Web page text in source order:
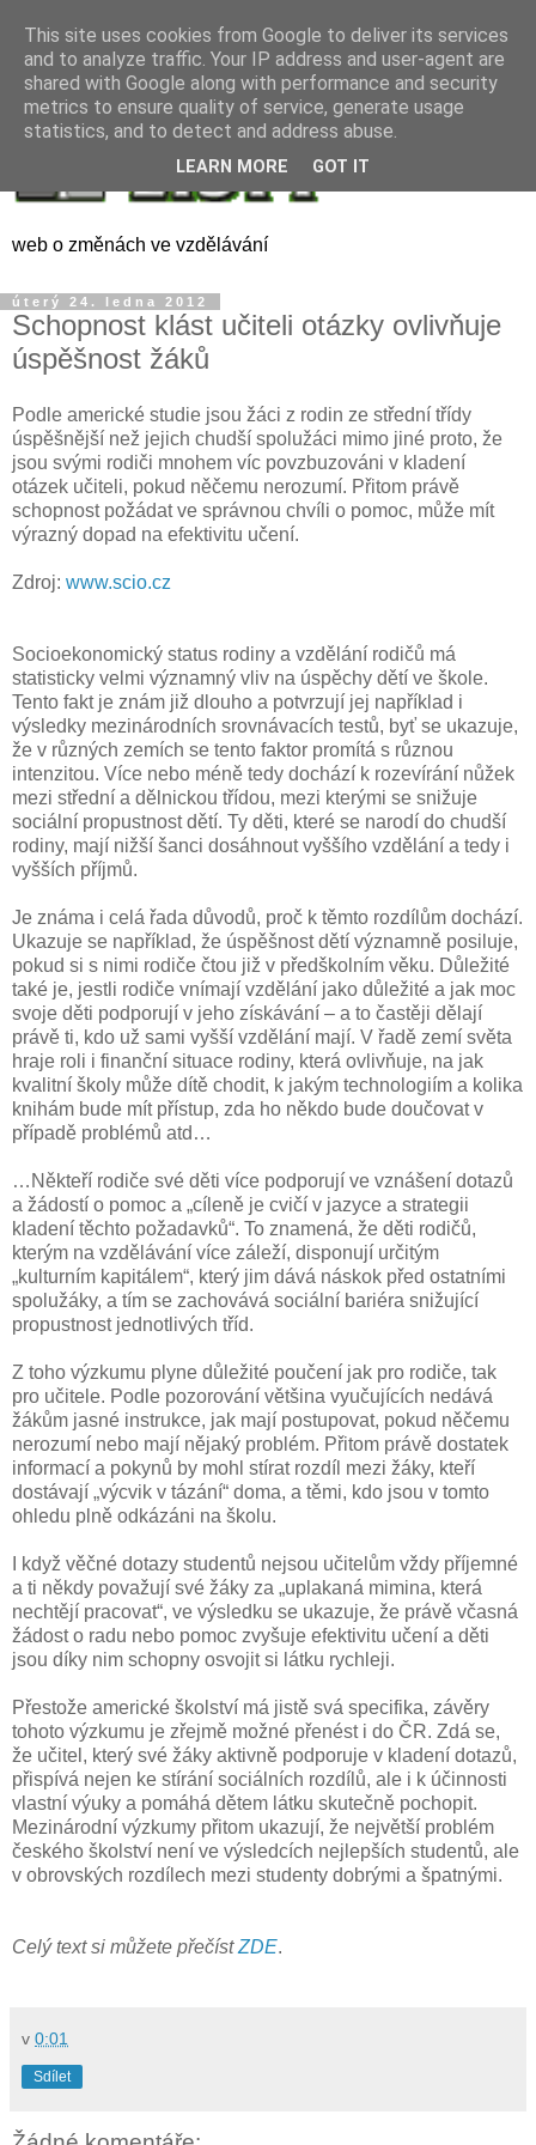
web o změnách ve vzdělávání
úterý 24. ledna 2012
Schopnost klást učiteli otázky ovlivňuje
úspěšnost žáků
Podle americké studie jsou žáci z rodin ze střední třídy
úspěšnější než jejich chudší spolužáci mimo jiné proto, že
jsou svými rodiči mnohem víc povzbuzováni v kladení
otázek učiteli, pokud něčemu nerozumí. Přitom právě
schopnost požádat ve správnou chvíli o pomoc, může mít
výrazný dopad na efektivitu učení.
Zdroj: www.scio.cz
Socioekonomický status rodiny a vzdělání rodičů má
statisticky velmi významný vliv na úspěchy dětí ve škole.
Tento fakt je znám již dlouho a potvrzují jej například i
výsledky mezinárodních srovnávacích testů, byť se ukazuje,
že v různých zemích se tento faktor promítá s různou
intenzitou. Více nebo méně tedy dochází k rozevírání nůžek
mezi střední a dělnickou třídou, mezi kterými se snižuje
sociální propustnost dětí. Ty děti, které se narodí do chudší
rodiny, mají nižší šanci dosáhnout vyššího vzdělání a tedy i
vyšších příjmů.
Je známa i celá řada důvodů, proč k těmto rozdílům dochází.
Ukazuje se například, že úspěšnost dětí významně posiluje,
pokud si s nimi rodiče čtou již v předškolním věku. Důležité
také je, jestli rodiče vnímají vzdělání jako důležité a jak moc
svoje děti podporují v jeho získávání – a to častěji dělají
právě ti, kdo už sami vyšší vzdělání mají. V řadě zemí světa
hraje roli i finanční situace rodiny, která ovlivňuje, na jak
kvalitní školy může dítě chodit, k jakým technologiím a kolika
knihám bude mít přístup, zda ho někdo bude doučovat v
případě problémů atd…
…Někteří rodiče své děti více podporují ve vznášení dotazů
a žádostí o pomoc a „cíleně je cvičí v jazyce a strategii
kladení těchto požadavků“. To znamená, že děti rodičů,
kterým na vzdělávání více záleží, disponují určitým
„kulturním kapitálem“, který jim dává náskok před ostatními
spolužáky, a tím se zachovává sociální bariéra snižující
propustnost jednotlivých tříd.
Z toho výzkumu plyne důležité poučení jak pro rodiče, tak
pro učitele. Podle pozorování většina vyučujících nedává
žákům jasné instrukce, jak mají postupovat, pokud něčemu
nerozumí nebo mají nějaký problém. Přitom právě dostatek
informací a pokynů by mohl stírat rozdíl mezi žáky, kteří
dostávají „výcvik v tázání“ doma, a těmi, kdo jsou v tomto
ohledu plně odkázáni na školu.
I když věčné dotazy studentů nejsou učitelům vždy příjemné
a ti někdy považují své žáky za „uplakaná mimina, která
nechtějí pracovat“, ve výsledku se ukazuje, že právě včasná
žádost o radu nebo pomoc zvyšuje efektivitu učení a děti
jsou díky nim schopny osvojit si látku rychleji.
Přestože americké školství má jistě svá specifika, závěry
tohoto výzkumu je zřejmě možné přenést i do ČR. Zdá se,
že učitel, který své žáky aktivně podporuje v kladení dotazů,
přispívá nejen ke stírání sociálních rozdílů, ale i k účinnosti
vlastní výuky a pomáhá dětem látku skutečně pochopit.
Mezinárodní výzkumy přitom ukazují, že největší problém
českého školství není ve výsledcích nejlepších studentů, ale
v obrovských rozdílech mezi studenty dobrými a špatnými.
Celý text si můžete přečístZDE.
v 0:01
Sdílet
This site uses cookies from Google to deliver its services
and to analyze traffic. Your IP address and user-agent are
shared with Google along with performance and security
metrics to ensure quality of service, generate usage
statistics, and to detect and address abuse.
LEARN MORE GOT IT